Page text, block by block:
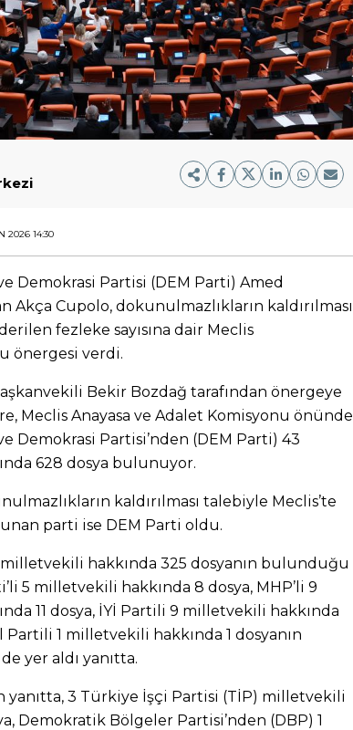
2026 14:30
Demokrasi Partisi (DEM Parti) Amed
Akça Cupolo, dokunulmazlıkların kaldırılması
fezleke sayısına dair Meclis
önergesi verdi.
Bekir Bozdağ tarafından önergeye
Meclis Anayasa ve Adalet Komisyonu önünde
Demokrasi Partisi’nden (DEM Parti) 43
628 dosya bulunuyor.
kaldırılması talebiyle Meclis’te
parti ise DEM Parti oldu.
milletvekili hakkında 325 dosyanın bulunduğu
5 milletvekili hakkında 8 dosya, MHP’li 9
11 dosya, İYİ Partili 9 milletvekili hakkında
Partili 1 milletvekili hakkında 1 dosyanın
yer aldı yanıtta.
yanıtta, 3 Türkiye İşçi Partisi (TİP) milletvekili
Demokratik Bölgeler Partisi’nden (DBP) 1